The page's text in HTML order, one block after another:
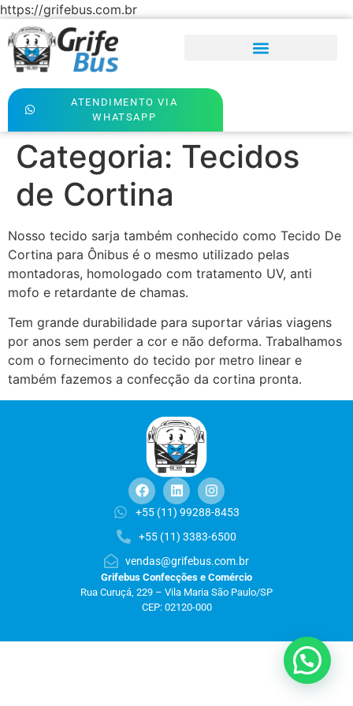
https://grifebus.com.br
ATENDIMENTO VIA
WHATSAPP
Categoria: Tecidos
de Cortina
Nosso tecido sarja também conhecido como Tecido De
Cortina para Ônibus é o mesmo utilizado pelas
montadoras, homologado com tratamento UV, anti
mofo e retardante de chamas.
Tem grande durabilidade para suportar várias viagens
por anos sem perder a cor e não deforma. Trabalhamos
com o fornecimento do tecido por metro linear e
também fazemos a confecção da cortina pronta.
+55 (11) 99288-8453
+55 (11) 3383-6500
vendas@grifebus.com.br
Grifebus Confecções e Comércio
Rua Curuçá, 229 – Vila Maria São Paulo/SP
CEP: 02120-000